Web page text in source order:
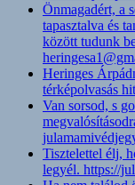
Önmagadért, a
tapasztalva és
között tudunk
Heringes
térképolvasás
Van sorsod, s
Tisztelettel élj,
legyél. https://